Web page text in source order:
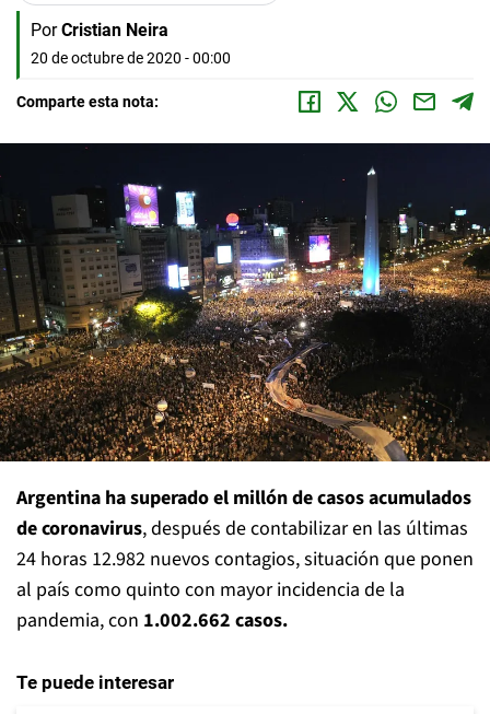
Por Cristian Neira
20 de octubre de 2020 - 00:00
Comparte esta nota:
Argentina ha superado el millón de casos acumulados
de coronavirus, después de contabilizar en las últimas
24 horas 12.982 nuevos contagios, situación que ponen
al país como quinto con mayor incidencia de la
pandemia, con 1.002.662 casos.
Te puede interesar